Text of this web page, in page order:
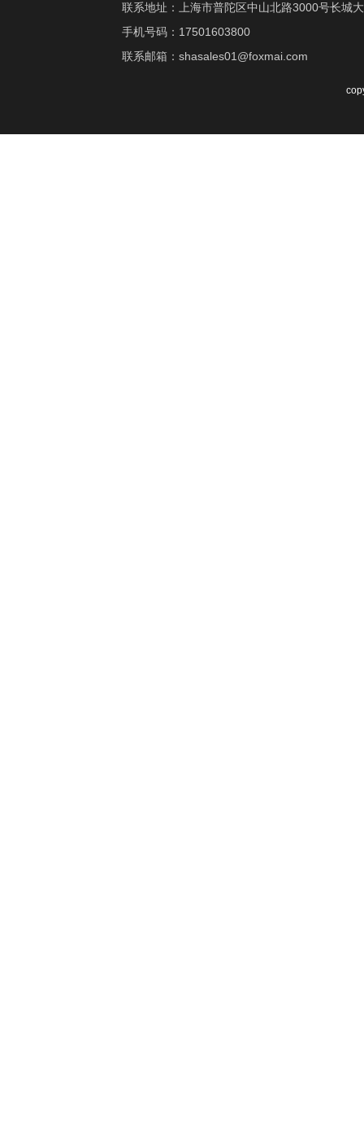
联系地址：上海市普陀区中山北路3000号长城
手机号码：17501603800
联系邮箱：shasales01@foxmai.com